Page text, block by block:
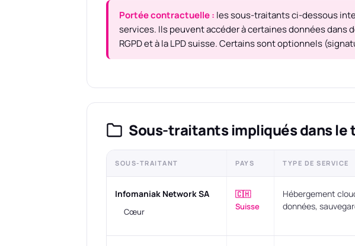
Portée contractuelle : les sous-traitants ci-dessous
services. Ils peuvent accéder à certaines données dans
RGPD et à la LPD suisse. Certains sont optionnels
Sous-traitants impliqués dans
SOUS-TRAITANT PAYS TYPE DE SERVICE
Infomaniak Network SA
Cœur
🇨🇭
Suisse
Hébergement
données,